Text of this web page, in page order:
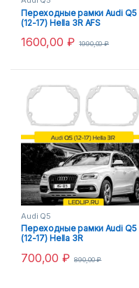
Переходные рамки Audi Q5
(12-17) Hella 3R AFS
1600,00 ₽ 1990,00₽
Audi Q5
Переходные рамки Audi Q5
(12-17) Hella 3R
700,00₽ 890,00₽